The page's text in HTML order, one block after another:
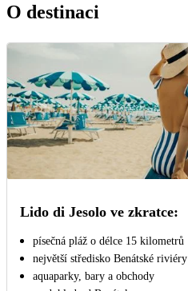
O destinaci
Lido di Jesolo ve zkratce:
písečná pláž o délce 15 kilometrů
největší středisko Benátské riviéry
aquaparky, bary a obchody